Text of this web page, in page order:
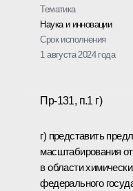
Тематика
Наука и инновации
Срок исполнения
1 августа 2024 года
Пр-131, п.1 г)
г) представить
масштабирования
в области
федерального